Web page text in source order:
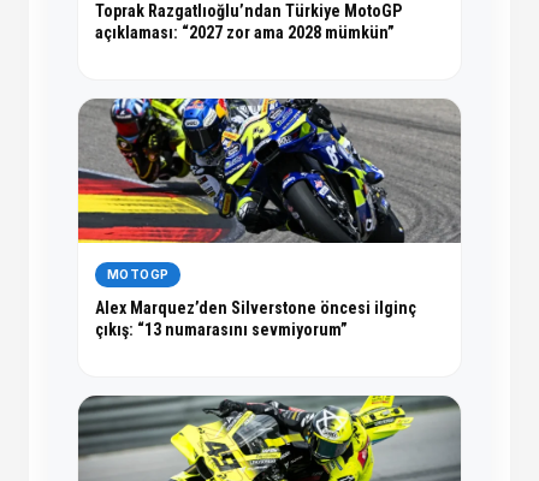
Toprak Razgatlıoğlu’ndan Türkiye MotoGP
açıklaması: “2027 zor ama 2028 mümkün”
MOTOGP
Alex Marquez’den Silverstone öncesi ilginç
çıkış: “13 numarasını sevmiyorum”